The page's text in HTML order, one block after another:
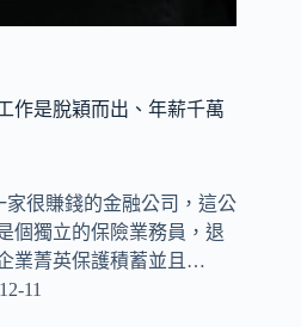
作是脫穎而出、年薪千萬
家很賺錢的金融公司，這公
個獨立的保險業務員，退
業菁英保護積蓄並且…
11